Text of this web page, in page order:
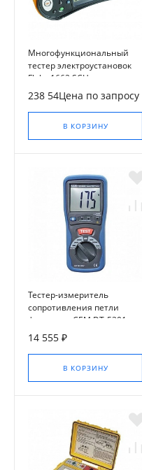
Многофункциональный
тестер электроустановок
Fluke 1662 SCH
238 54Цена по запросу
В КОРЗИНУ
Тестер-измеритель
сопротивления петли
фаза-нуль CEM DT-5301
14 555 ₽
В КОРЗИНУ